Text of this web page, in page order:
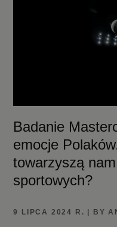
Badanie
emocje
towarzyszą
sportowych?
9 LIPCA 2024 R. | BY